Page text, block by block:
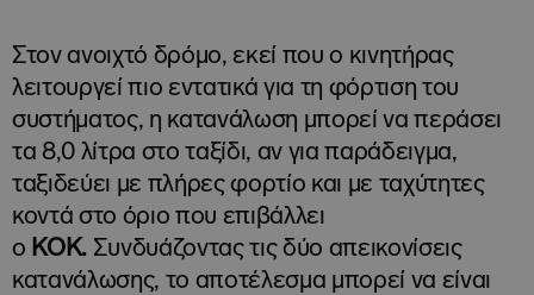
Στον ανοιχτό δρόμο, εκεί που ο κινητήρας
λειτουργεί πιο εντατικά για τη φόρτιση του
συστήματος, η κατανάλωση μπορεί να περάσει
τα 8,0 λίτρα στο ταξίδι, αν για παράδειγμα,
ταξιδεύει με πλήρες φορτίο και με ταχύτητες
κοντά στο όριο που επιβάλλει
ο ΚΟΚ. Συνδυάζοντας τις δύο απεικονίσεις
κατανάλωσης, το αποτέλεσμα μπορεί να είναι